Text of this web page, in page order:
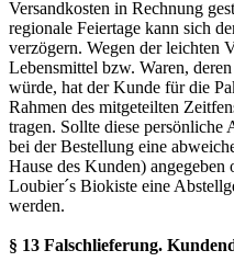
Versandkosten in Rechnung
regionale Feiertage kann sich
verzögern. Wegen der leichten
Lebensmittel bzw. Waren,
würde, hat der Kunde für die
Rahmen des mitgeteilten
tragen. Sollte diese persönliche
bei der Bestellung eine
Hause des Kunden)
Loubier´s Biokiste eine
werden.
§ 13 Falschlieferung.